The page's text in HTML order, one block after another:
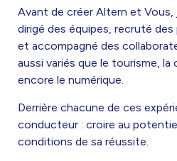
Avant de créer Altern et Vous,
dirigé des équipes, recruté
et accompagné des
aussi variés que le tourisme, la
encore le numérique.
Derrière chacune de ces
conducteur : croire au
conditions de sa réussite.